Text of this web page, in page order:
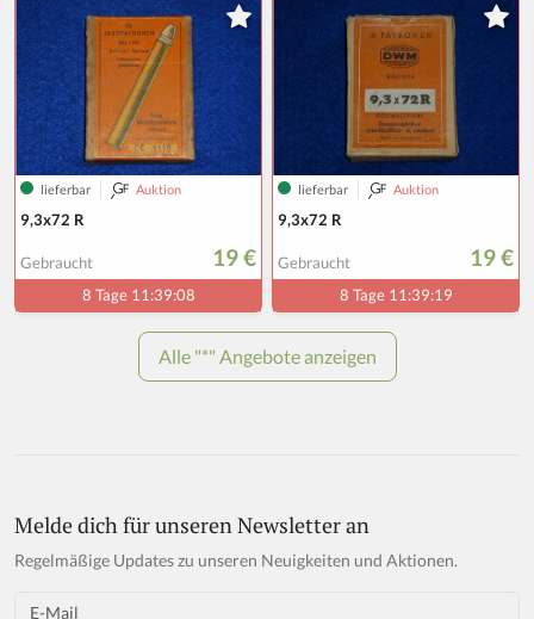
If
y
Melde dich für unseren Newsletter an
Regelmäßige Updates zu unseren Neuigkeiten und Aktionen.
Email